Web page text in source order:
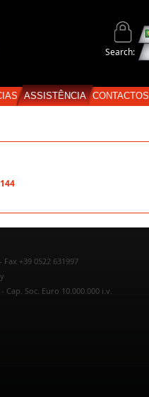
Search:
ASSISTÊNCIA CONTACTOS
+39 0522 631997
Cap. Soc. Euro 10.000.000 i.v.